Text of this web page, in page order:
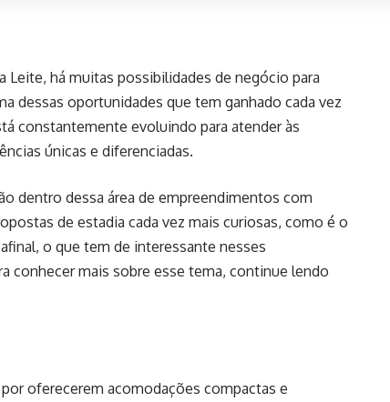
Leite, há muitas possibilidades de negócio para
dessas oportunidades que tem ganhado cada vez
constantemente evoluindo para atender às
únicas e diferenciadas.
dentro dessa área de empreendimentos com
de estadia cada vez mais curiosas, como é o
o que tem de interessante nesses
conhecer mais sobre esse tema, continue lendo
oferecerem acomodações compactas e